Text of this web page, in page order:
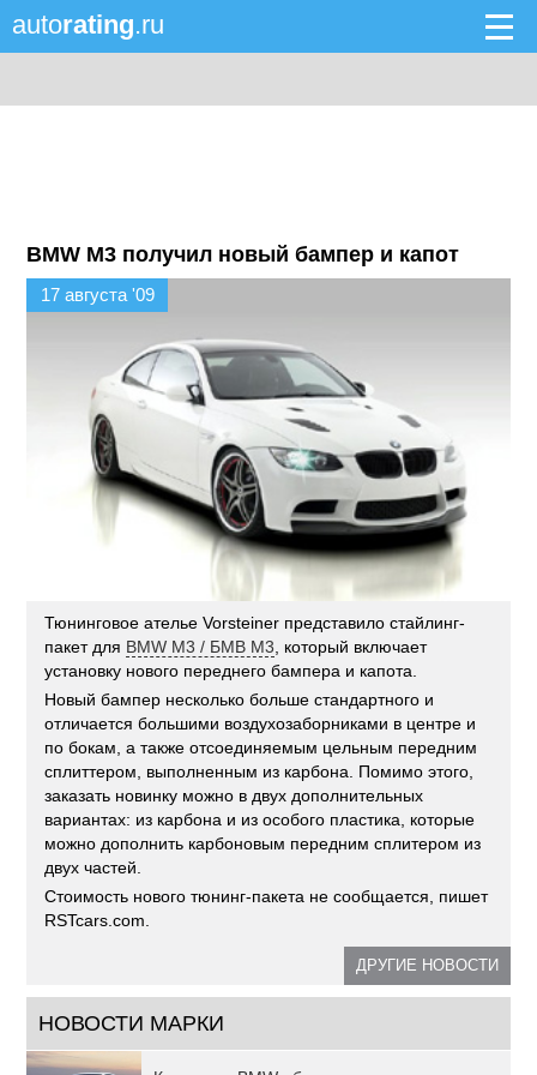
autorating.ru
BMW M3 получил новый бампер и капот
17 августа '09
Тюнинговое ателье Vorsteiner представило стайлинг-
пакет для BMW M3 / БМВ М3 , который включает
установку нового переднего бампера и капота.
Новый бампер несколько больше стандартного и
отличается большими воздухозаборниками в центре и
по бокам, а также отсоединяемым цельным передним
сплиттером, выполненным из карбона. Помимо этого,
заказать новинку можно в двух дополнительных
вариантах: из карбона и из особого пластика, которые
можно дополнить карбоновым передним сплитером из
двух частей.
Стоимость нового тюнинг-пакета не сообщается, пишет
RSTcars.com.
ДРУГИЕ НОВОСТИ
НОВОСТИ МАРКИ